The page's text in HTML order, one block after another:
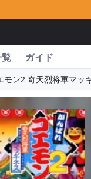
ガイド
モン2 奇天烈将軍マッ